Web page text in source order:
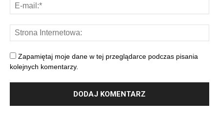
Zapamiętaj moje dane w tej przeglądarce podczas pisania
kolejnych komentarzy.